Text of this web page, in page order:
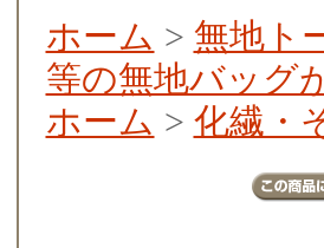
ホーム > 無地ト
等の無地バッグ
ホーム > 化繊・